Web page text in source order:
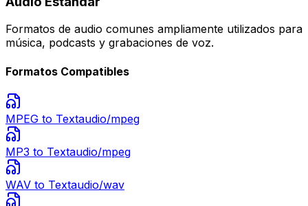
Formatos de audio comunes ampliamente utilizados para
música, podcasts y grabaciones de voz.
Formatos Compatibles
MPEG to Textaudio/mpeg
MP3 to Textaudio/mpeg
WAV to Textaudio/wav